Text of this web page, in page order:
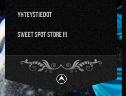
Yhteystiedot
Sweet Spot Store !!!